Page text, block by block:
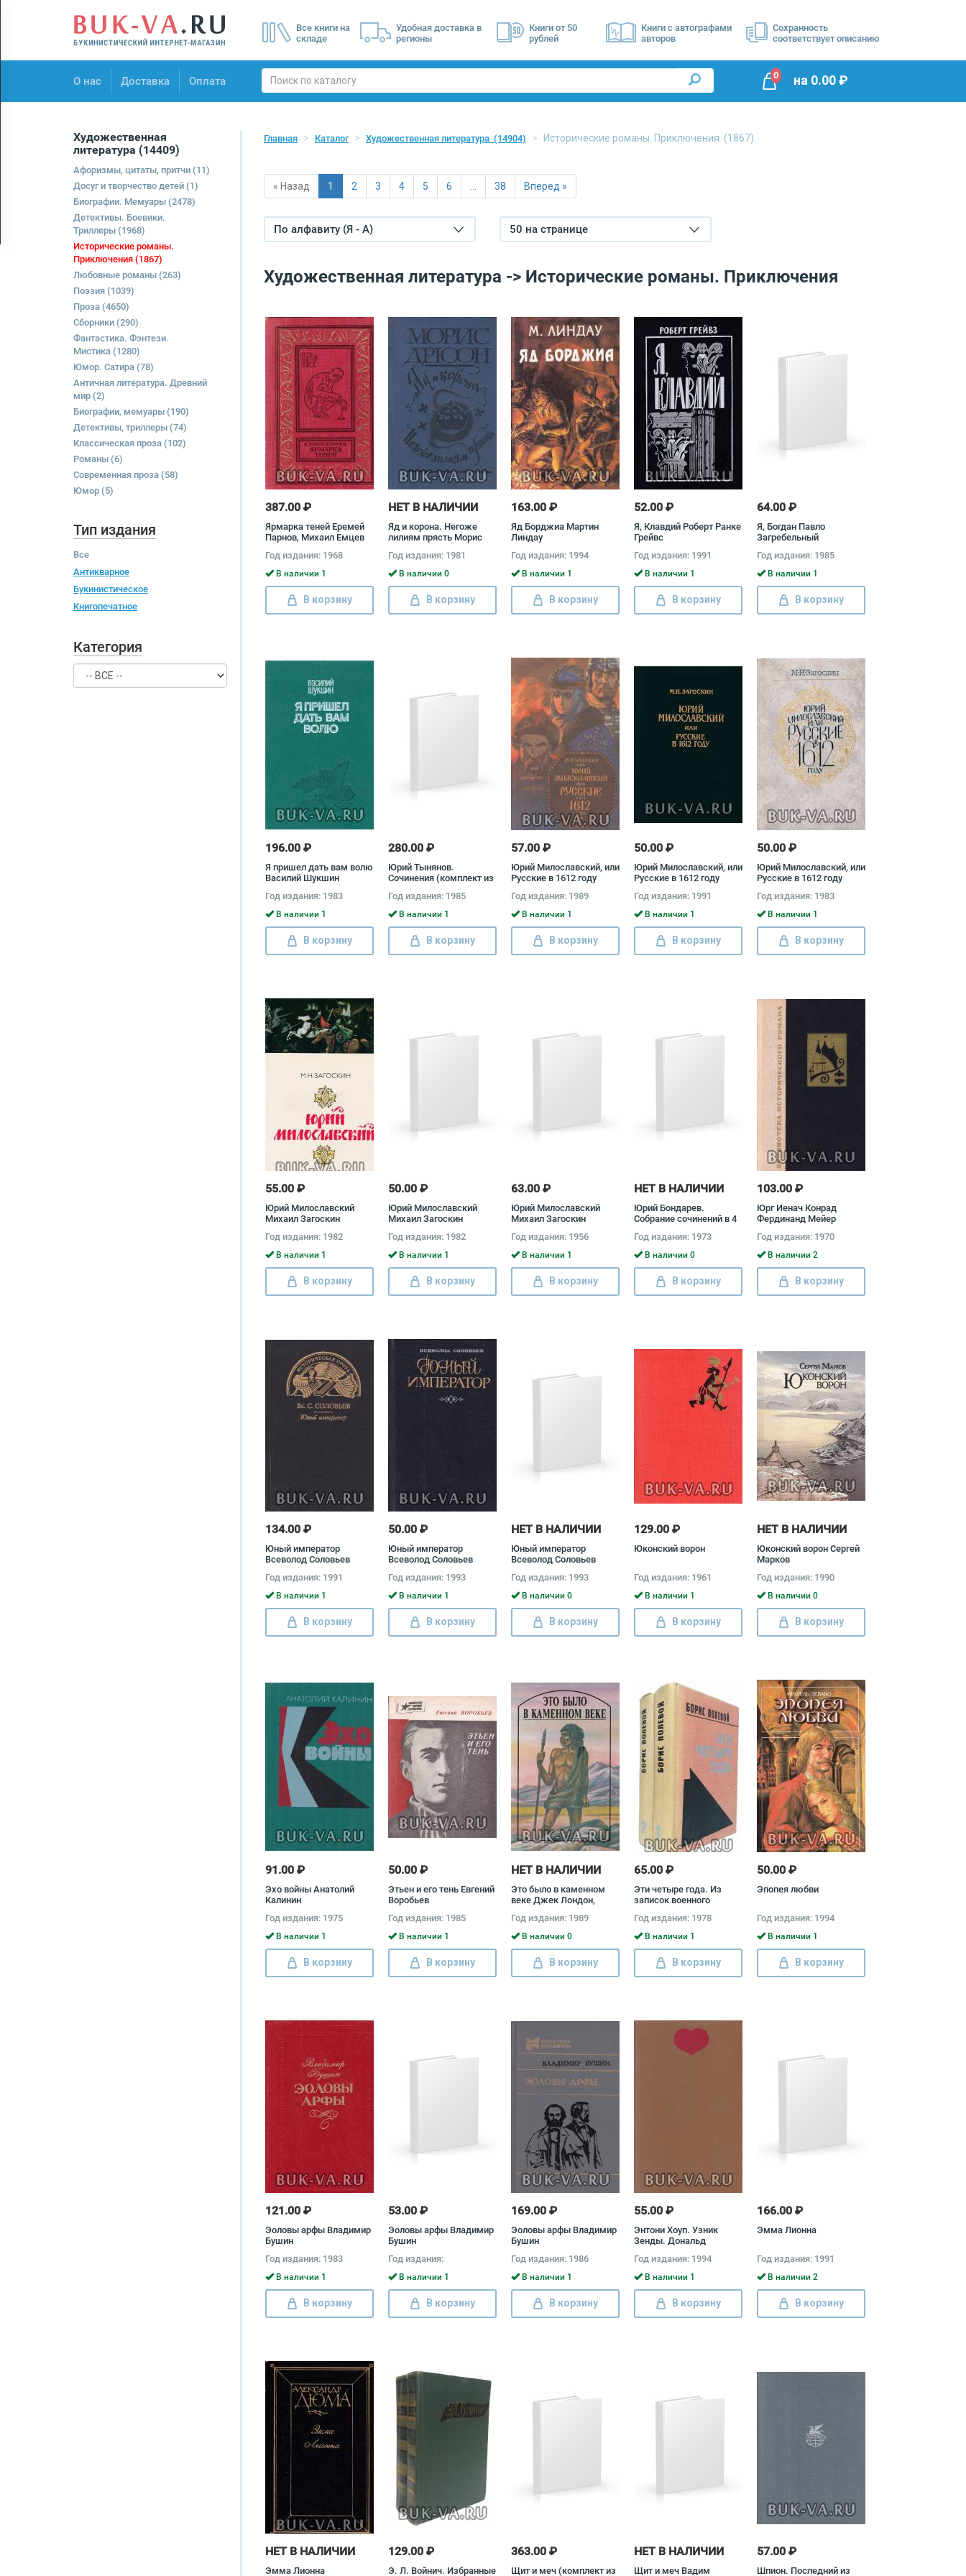
Все книги на
складе
Удобная доставка в
регионы
Книги от 50
рублей
Книги с автографами
авторов
Сохранность
соответствует описанию
О нас Доставка Оплата
О нас
0 на 0.00₽
Художественная
литература (14409)
Афоризмы, цитаты, притчи (11)
Досуг и творчество детей (1)
Биографии. Мемуары (2478)
Детективы. Боевики.
Триллеры (1968)
Исторические романы.
Приключения (1867)
Любовные романы (263)
Поэзия (1039)
Проза (4650)
Сборники (290)
Фантастика. Фэнтези.
Мистика (1280)
Юмор. Сатира (78)
Античная литература. Древний
мир (2)
Биографии, мемуары (190)
Детективы, триллеры (74)
Классическая проза (102)
Романы (6)
Современная проза (58)
Юмор (5)
Тип издания
Все
Антикварное
Букинистическое
Книгопечатное
Категория
Главная Каталог Художественная литература (14904) Исторические романы. Приключения (1867)
« Назад 1 2 3 4 5 6 38 Вперед »
По алфавиту (Я - А) 50 на странице
Художественная литература -> Исторические романы. Приключения
387.00 ₽
Ярмарка теней Еремей
Парнов, Михаил Емцев
Год издания: 1968
В наличии 1
В корзину
НЕТ В НАЛИЧИИ
Яд и корона. Негоже
лилиям прясть Морис
Год издания: 1981
В наличии 0
В корзину
163.00 ₽
Яд Борджиа Мартин
Линдау
Год издания: 1994
В наличии 1
В корзину
52.00 ₽
Я, Клавдий Роберт Ранке
Грейвс
Год издания: 1991
В наличии 1
В корзину
64.00 ₽
Я, Богдан Павло
Загребельный
Год издания: 1985
В наличии 1
В корзину
196.00 ₽
Я пришел дать вам волю
Василий Шукшин
Год издания: 1983
В наличии 1
В корзину
280.00 ₽
Юрий Тынянов.
Сочинения (комплект из
Год издания: 1985
В наличии 1
В корзину
57.00 ₽
Юрий Милославский, или
Русские в 1612 году
Год издания: 1989
В наличии 1
В корзину
50.00 ₽
Юрий Милославский, или
Русские в 1612 году
Год издания: 1991
В наличии 1
В корзину
50.00 ₽
Юрий Милославский, или
Русские в 1612 году
Год издания: 1983
В наличии 1
В корзину
55.00 ₽
Юрий Милославский
Михаил Загоскин
Год издания: 1982
В наличии 1
В корзину
50.00 ₽
Юрий Милославский
Михаил Загоскин
Год издания: 1982
В наличии 1
В корзину
63.00 ₽
Юрий Милославский
Михаил Загоскин
Год издания: 1956
В наличии 1
В корзину
НЕТ В НАЛИЧИИ
Юрий Бондарев.
Собрание сочинений в 4
том (комплект из 5 книг)
Год издания: 1973
В наличии 0
В корзину
103.00 ₽
Юрг Иенач Конрад
Фердинанд Мейер
Год издания: 1970
В наличии 2
В корзину
134.00 ₽
Юный император
Всеволод Соловьев
Год издания: 1991
В наличии 1
В корзину
50.00 ₽
Юный император
Всеволод Соловьев
Год издания: 1993
В наличии 1
В корзину
НЕТ В НАЛИЧИИ
Юный император
Всеволод Соловьев
Год издания: 1993
В наличии 0
В корзину
129.00 ₽
Юконский ворон
Год издания: 1961
В наличии 1
В корзину
НЕТ В НАЛИЧИИ
Юконский ворон Сергей
Марков
Год издания: 1990
В наличии 0
В корзину
91.00 ₽
Эхо войны Анатолий
Калинин
Год издания: 1975
В наличии 1
В корзину
50.00 ₽
Этьен и его тень Евгений
Воробьев
Год издания: 1985
В наличии 1
В корзину
НЕТ В НАЛИЧИИ
Это было в каменном
веке Джек Лондон,
Эрнест Д'Эрвильи
Год издания: 1989
В наличии 0
В корзину
65.00 ₽
Эти четыре года. Из
записок военного
(комплект из 2 книг)
Борис Полевой
Год издания: 1978
В наличии 1
В корзину
50.00 ₽
Эпопея любви
Год издания: 1994
В наличии 1
В корзину
121.00 ₽
Эоловы арфы Владимир
Бушин
Год издания: 1983
В наличии 1
В корзину
53.00 ₽
Эоловы арфы Владимир
Бушин
Год издания:
В наличии 1
В корзину
169.00 ₽
Эоловы арфы Владимир
Бушин
Год издания: 1986
В наличии 1
В корзину
55.00 ₽
Энтони Хоуп. Узник
Зенды. Дональд
Предатели Дональд
Гамильтон, Энтони Хоуп
Год издания: 1994
В наличии 1
В корзину
166.00 ₽
Эмма Лионна
Год издания: 1991
В наличии 2
В корзину
НЕТ В НАЛИЧИИ
Эмма Лионна
129.00 ₽
Э. Л. Войнич. Избранные
363.00 ₽
Щит и меч (комплект из
НЕТ В НАЛИЧИИ
Щит и меч Вадим
57.00 ₽
Шпион. Последний из